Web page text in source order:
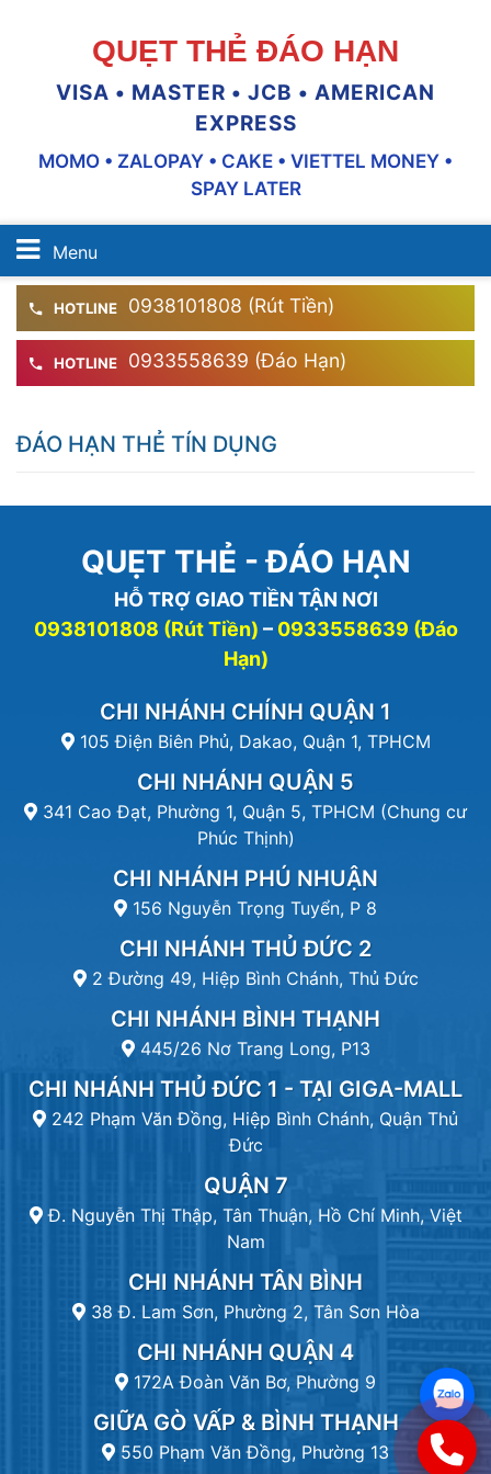
QUẸT THẺ ĐÁO HẠN
VISA • MASTER • JCB • AMERICAN
EXPRESS
MOMO • ZALOPAY • CAKE • VIETTEL MONEY •
SPAY LATER
Menu
HOTLINE 0938101808 (Rút Tiền)
HOTLINE 0933558639 (Đáo Hạn)
ĐÁO HẠN THẺ TÍN DỤNG
QUẸT THẺ - ĐÁO HẠN
HỖ TRỢ GIAO TIỀN TẬN NƠI
0938101808 (Rút Tiền) – 0933558639 (Đáo
Hạn)
CHI NHÁNH CHÍNH QUẬN 1
105 Điện Biên Phủ, Dakao, Quận 1, TPHCM
CHI NHÁNH QUẬN 5
341 Cao Đạt, Phường 1, Quận 5, TPHCM (Chung cư
Phúc Thịnh)
CHI NHÁNH PHÚ NHUẬN
156 Nguyễn Trọng Tuyển, P 8
CHI NHÁNH THỦ ĐỨC 2
2 Đường 49, Hiệp Bình Chánh, Thủ Đức
CHI NHÁNH BÌNH THẠNH
445/26 Nơ Trang Long, P13
CHI NHÁNH THỦ ĐỨC 1 - TẠI GIGA-MALL
242 Phạm Văn Đồng, Hiệp Bình Chánh, Quận Thủ
Đức
QUẬN 7
Đ. Nguyễn Thị Thập, Tân Thuận, Hồ Chí Minh, Việt
Nam
CHI NHÁNH TÂN BÌNH
38 Đ. Lam Sơn, Phường 2, Tân Sơn Hòa
CHI NHÁNH QUẬN 4
172A Đoàn Văn Bơ, Phường 9
GIỮA GÒ VẤP & BÌNH THẠNH
550 Phạm Văn Đồng, Phường 13